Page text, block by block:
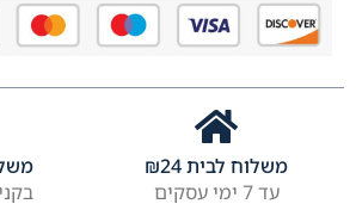
משלוח לבית ₪24
עד 7 ימי עסקים